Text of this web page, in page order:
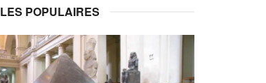
POPULAIRES